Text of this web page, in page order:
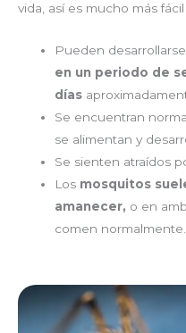
vida, así es mucho más
Pueden
en un periodo de
días
Se encuentran
se alimentan y
Se sienten atraídos
Los mosquitos
amanecer, o en
comen normalmente.